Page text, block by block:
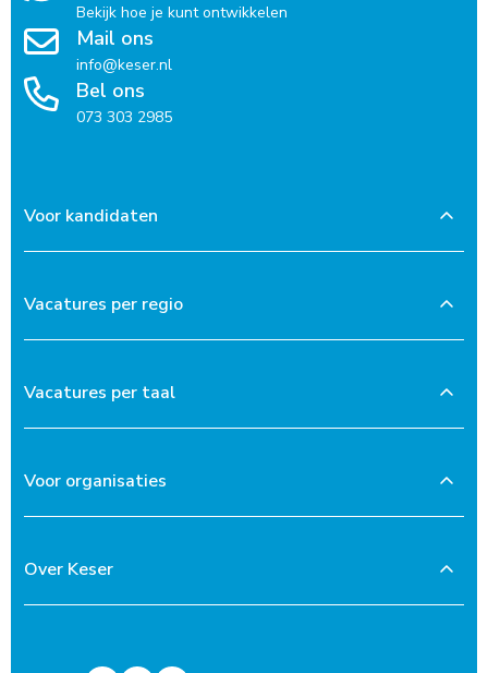
Bekijk hoe je kunt ontwikkelen
Mail ons
info@keser.nl
Bel ons
073 303 2985
Voor kandidaten
Vacatures per regio
Vacatures per taal
Voor organisaties
Over Keser